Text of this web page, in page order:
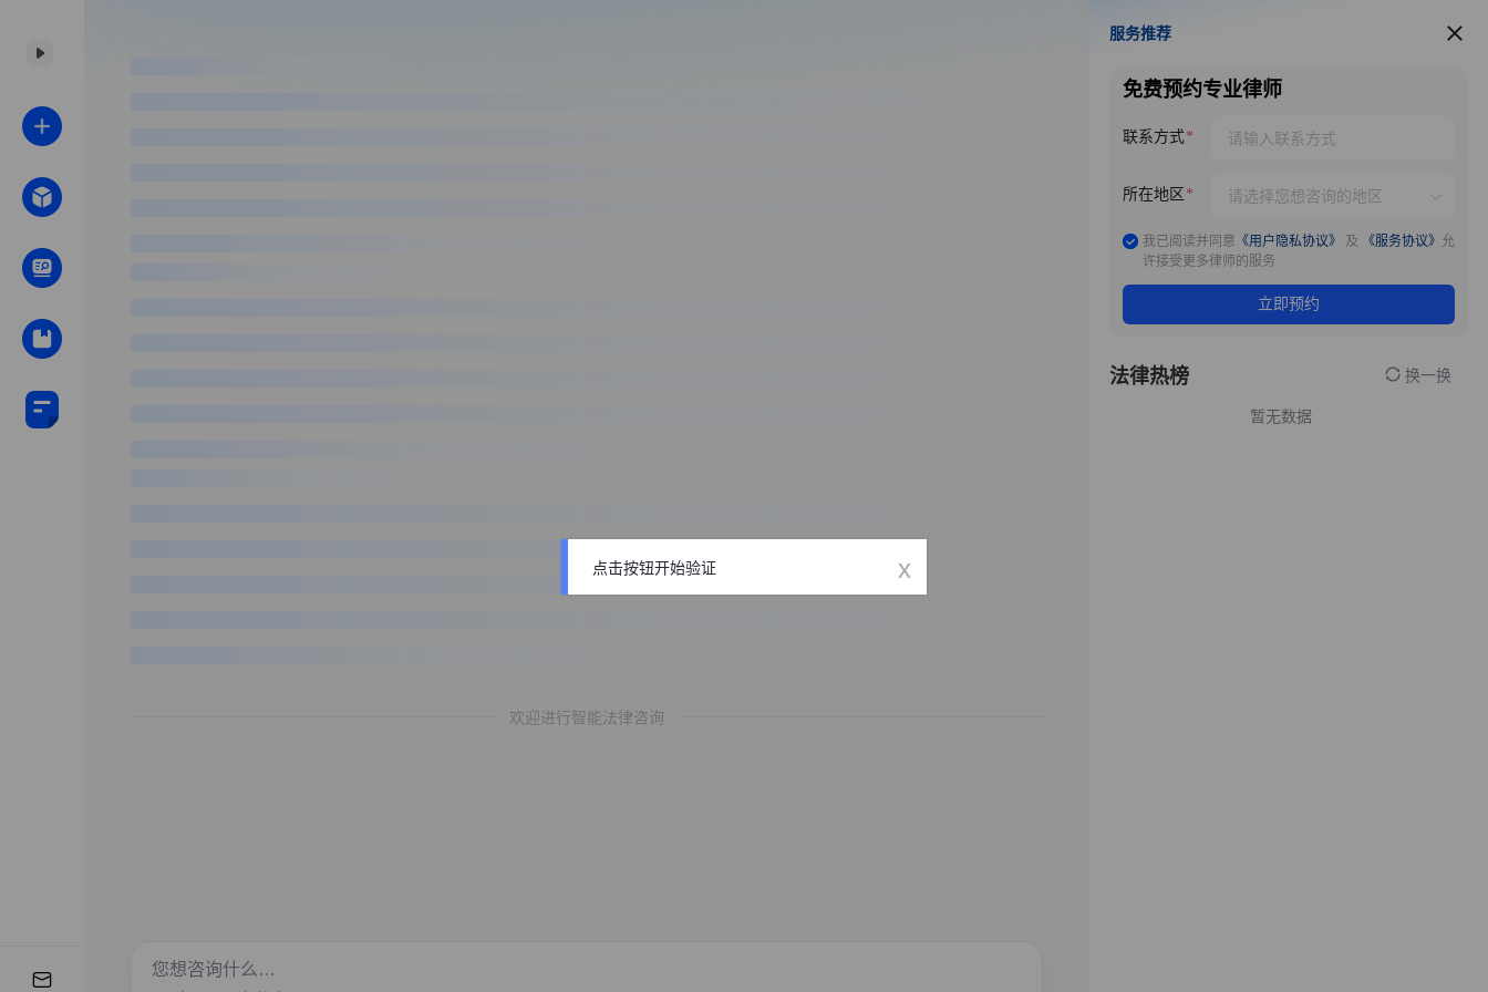
欢迎进行智能法律咨询
服务推荐
服务推荐
免费预约专业律师
联系方式
所在地区
我已阅读并同意 《用户隐私协议》 及 《服务协议》 允
许接受更多律师的服务
立即预约
法律热榜 换一换
暂无数据
点击按钮开始验证 x